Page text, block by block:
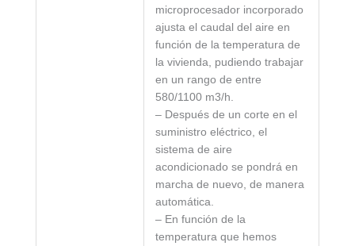
microprocesador incorporado
ajusta el caudal del aire en
función de la temperatura de
la vivienda, pudiendo trabajar
en un rango de entre
580/1100 m3/h.
– Después de un corte en el
suministro eléctrico, el
sistema de aire
acondicionado se pondrá en
marcha de nuevo, de manera
automática.
– En función de la
temperatura que hemos